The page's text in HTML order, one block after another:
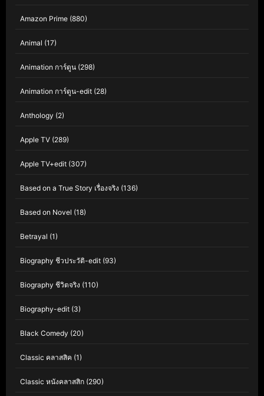
Amazon Prime (880)
Animal (17)
Animation การ์ตูน (298)
Animation การ์ตูน-edit (28)
Anthology (2)
Apple TV (289)
Apple TV+edit (307)
Based on a True Story เรื่องจริง (136)
Based on Novel (18)
Betrayal (1)
Biography ชีวประวัติ-edit (93)
Biography ชีวิตจริง (110)
Biography-edit (3)
Black Comedy (20)
Classic คลาสสิค (1)
Classic หนังคลาสสิก (290)